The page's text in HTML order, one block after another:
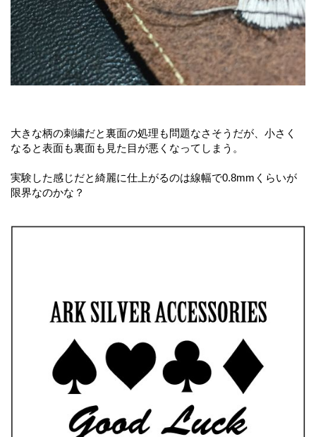
大きな柄の刺繍だと裏面の処理も問題なさそうだが、小さく
なると表面も裏面も見た目が悪くなってしまう。
実験した感じだと綺麗に仕上がるのは線幅で0.8mmくらいが
限界なのかな？